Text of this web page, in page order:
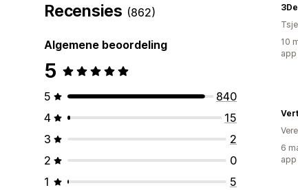
Recensies (862)
Algemene beoordeling
5
5
840
4
15
3
2
2
0
1
5
10
app
6
app